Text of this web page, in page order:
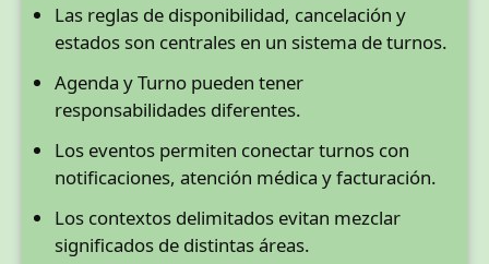
Las reglas de disponibilidad, cancelación y
estados son centrales en un sistema de turnos.
Agenda y Turno pueden tener
responsabilidades diferentes.
Los eventos permiten conectar turnos con
notificaciones, atención médica y facturación.
Los contextos delimitados evitan mezclar
significados de distintas áreas.